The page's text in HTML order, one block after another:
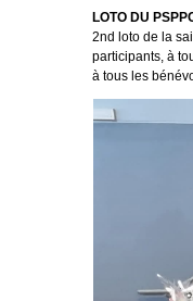
LOTO DU
2nd loto de la
participants, à
à tous les